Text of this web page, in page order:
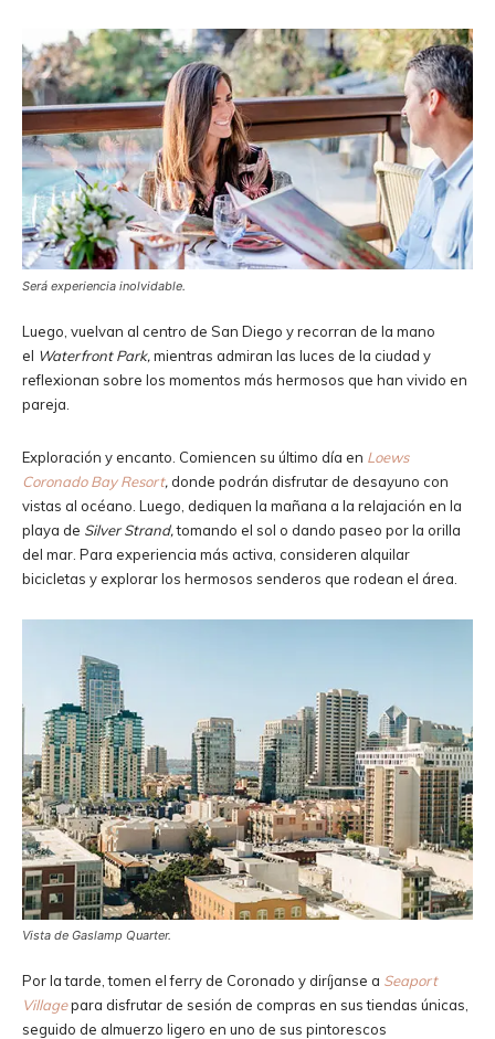
Será experiencia inolvidable.
Luego, vuelvan al centro de San Diego y recorran de la mano
el Waterfront Park,mientras admiran las luces de la ciudad y
reflexionan sobre los momentos más hermosos que han vivido en
pareja.
Exploración y encanto. Comiencen su último día en Loews
Coronado Bay Resort, donde podrán disfrutar de desayuno con
vistas al océano. Luego, dediquen la mañana a la relajación en la
playa de Silver Strand,tomando el sol o dando paseo por la orilla
del mar. Para experiencia más activa, consideren alquilar
bicicletas y explorar los hermosos senderos que rodean el área.
Vista de Gaslamp Quarter.
Por la tarde, tomen el ferry de Coronado y diríjanse a Seaport
Villagepara disfrutar de sesión de compras en sus tiendas únicas,
seguido de almuerzo ligero en uno de sus pintorescos